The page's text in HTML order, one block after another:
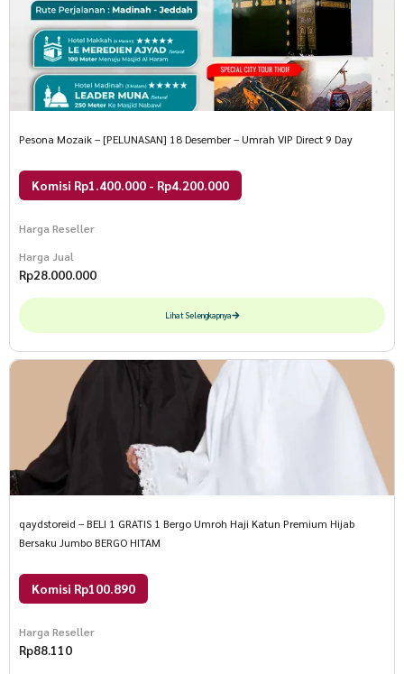
Pesona Mozaik – [PELUNASAN] 18 Desember – Umrah VIP Direct 9 Day
Komisi Rp1.400.000 - Rp4.200.000
Harga Reseller
Harga Jual
Rp28.000.000
Lihat Selengkapnya
qaydstoreid – BELI 1 GRATIS 1 Bergo Umroh Haji Katun Premium Hijab
Bersaku Jumbo BERGO HITAM
Komisi Rp100.890
Harga Reseller
Rp88.110